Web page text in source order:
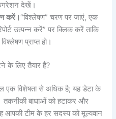
देखें।
करें।“विश्लेषण” चरण पर जाएं, एक
उत्पन्न करें” पर क्लिक करें ताकि
प्राप्त हो।
के लिए तैयार हैं?
एक विशेषता से अधिक है; यह डेटा के
तकनीकी बाधाओं को हटाकर और
आपकी टीम के हर सदस्य को मूल्यवान